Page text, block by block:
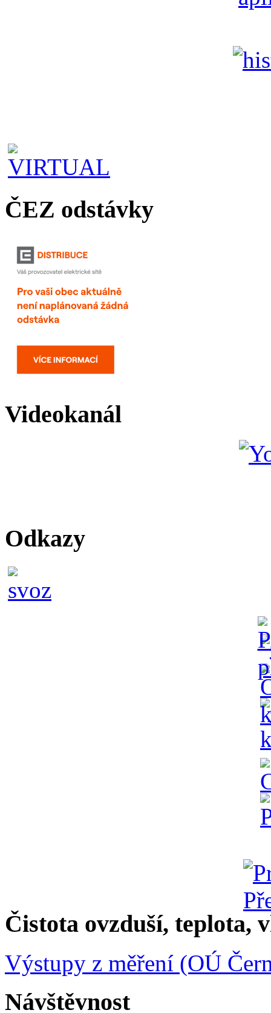
ČEZ odstávky
Videokanál
Odkazy
Čistota ovzduší, teplota,
Výstupy z měření (OÚ
Návštěvnost